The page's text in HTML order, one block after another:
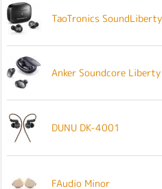
TaoTronics
Anker Soundcore
DUNU DK-4001
FAudio Minor